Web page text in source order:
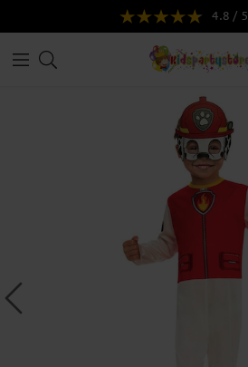
4.8 / 5